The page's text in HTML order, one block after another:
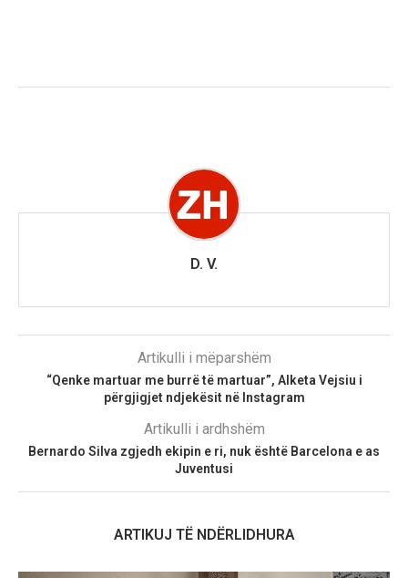
D. V.
Artikulli i mëparshëm
“Qenke martuar me burrë të martuar”, Alketa Vejsiu i
përgjigjet ndjekësit në Instagram
Artikulli i ardhshëm
Bernardo Silva zgjedh ekipin e ri, nuk është Barcelona e as
Juventusi
ARTIKUJ TË NDËRLIDHURA